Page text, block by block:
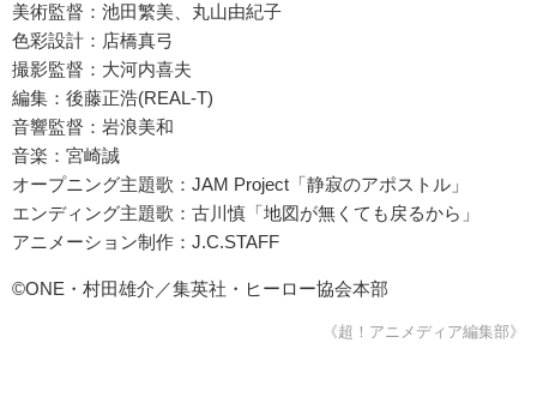
美術監督：池田繁美、丸山由紀子
色彩設計：店橋真弓
撮影監督：大河内喜夫
編集：後藤正浩(REAL-T)
音響監督：岩浪美和
音楽：宮崎誠
オープニング主題歌：JAM Project「静寂のアポストル」
エンディング主題歌：古川慎「地図が無くても戻るから」
アニメーション制作：J.C.STAFF
©ONE・村田雄介／集英社・ヒーロー協会本部
《超！アニメディア編集部》